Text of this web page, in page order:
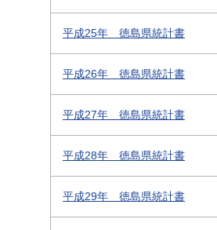
平成25年 徳島県統計書
平成26年 徳島県統計書
平成27年 徳島県統計書
平成28年 徳島県統計書
平成29年 徳島県統計書